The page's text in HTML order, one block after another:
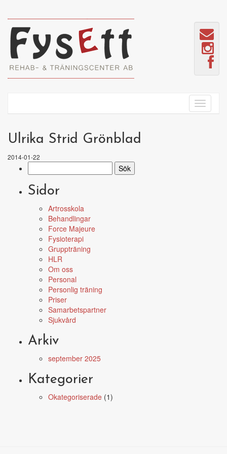
Ulrika Strid Grönblad
2014-01-22
efter:
Sidor
Artrosskola
Behandlingar
Force Majeure
Fysioterapi
Gruppträning
HLR
Om oss
Personal
Personlig träning
Priser
Samarbetspartner
Sjukvård
Arkiv
september 2025
Kategorier
Okategoriserade (1)